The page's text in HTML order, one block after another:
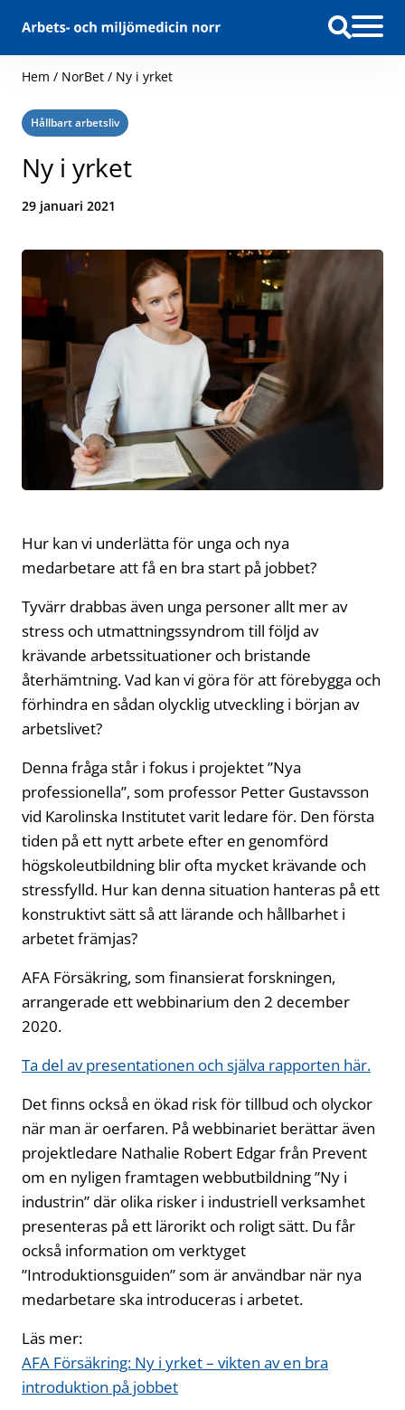
Hem / NorBet / Ny i yrket
Kategori:
Hållbart arbetsliv
Ny i yrket
Datum:
29 januari 2021
Hur kan vi underlätta för unga och nya
medarbetare att få en bra start på jobbet?
Tyvärr drabbas även unga personer allt mer av
stress och utmattningssyndrom till följd av
krävande arbetssituationer och bristande
återhämtning. Vad kan vi göra för att förebygga och
förhindra en sådan olycklig utveckling i början av
arbetslivet?
Denna fråga står i fokus i projektet ”Nya
professionella”, som professor Petter Gustavsson
vid Karolinska Institutet varit ledare för. Den första
tiden på ett nytt arbete efter en genomförd
högskoleutbildning blir ofta mycket krävande och
stressfylld. Hur kan denna situation hanteras på ett
konstruktivt sätt så att lärande och hållbarhet i
arbetet främjas?
AFA Försäkring, som finansierat forskningen,
arrangerade ett webbinarium den 2 december
2020.
Ta del av presentationen och själva rapporten här.
Det finns också en ökad risk för tillbud och olyckor
när man är oerfaren. På webbinariet berättar även
projektledare Nathalie Robert Edgar från Prevent
om en nyligen framtagen webbutbildning ”Ny i
industrin” där olika risker i industriell verksamhet
presenteras på ett lärorikt och roligt sätt. Du får
också information om verktyget
”Introduktionsguiden” som är användbar när nya
medarbetare ska introduceras i arbetet.
Läs mer:
AFA Försäkring: Ny i yrket – vikten av en bra
introduktion på jobbet